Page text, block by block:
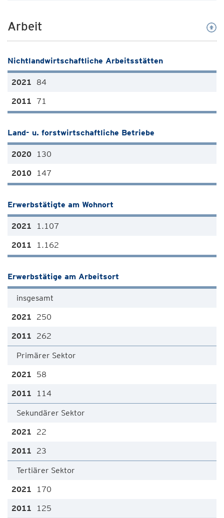
Arbeit
Nichtlandwirtschaftliche Arbeitsstätten
84
71
Land- u. forstwirtschaftliche Betriebe
130
147
Erwerbstätigte am Wohnort
1.107
1.162
Erwerbstätige am Arbeitsort
insgesamt
250
262
Primärer Sektor
58
114
Sekundärer Sektor
22
23
Tertiärer Sektor
170
125